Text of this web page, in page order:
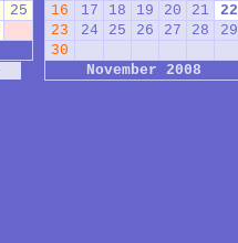
16
17 18 19 20 21
22
23
24 25 26 27 28
29
30
November 2008
25